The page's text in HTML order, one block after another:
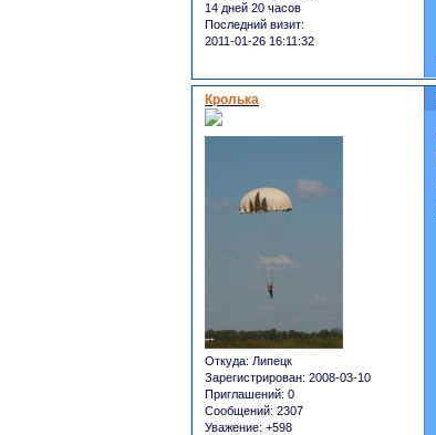
14 дней 20 часов
Последний визит:
2011-01-26 16:11:32
Кролька
Откуда: Липецк
Зарегистрирован: 2008-03-10
Приглашений: 0
Сообщений: 2307
Уважение: +598